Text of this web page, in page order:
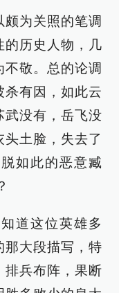
为关照的笔调
的历史人物，几
敬。总的论调
杀有因，如此云
武没有，岳飞没
土脸，失去了
如此的恶意臧
道这位英雄多
那大段描写，特
排兵布阵，果断